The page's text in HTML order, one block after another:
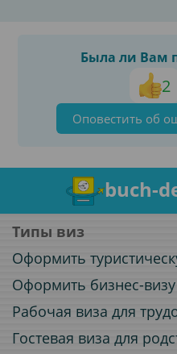
Была ли Вам
2
Оповестить об
buch-
Типы виз
Оформить
Оформить бизнес-визу
Рабочая виза для
Гостевая виза для